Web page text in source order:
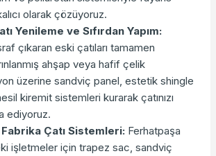
olarak çözüyoruz.
Yenileme ve Sıfırdan Yapım:
çıkaran eski çatıları tamamen
ahşap veya hafif çelik
üzerine sandviç panel, estetik shingle
kiremit sistemleri kurarak çatınızı
ediyoruz.
Çatı Sistemleri: Ferhatpaşa
işletmeler için trapez sac, sandviç